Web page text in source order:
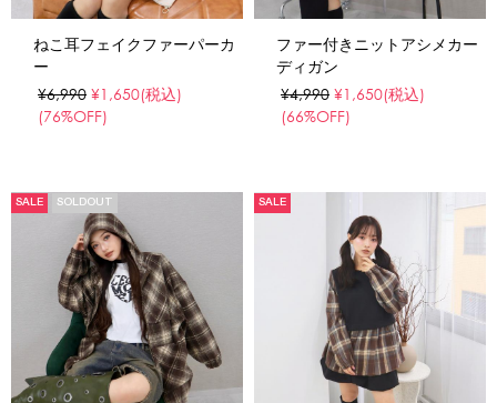
ねこ耳フェイクファーパーカ
ー
¥6,990 ¥1,650(税込)
(76%OFF)
ファー付きニットアシメカー
ディガン
¥4,990 ¥1,650(税込)
(66%OFF)
SALE SOLDOUT SALE